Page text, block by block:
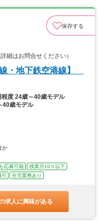
保存する
はお問合せください）
・地下鉄空港線】
程度 24歳～40歳モデル
40歳モデル
か
応募可能
残業月10ｈ以下
可 在宅業務あり
求人に興味がある